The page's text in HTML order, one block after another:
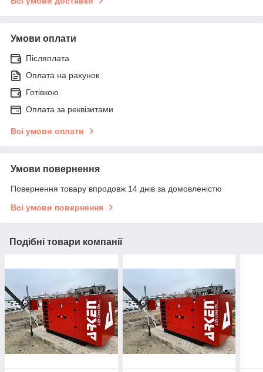
Умови оплати
Післяплата
Оплата на рахунок
Готівкою
Оплата за реквізитами
Всі умови оплати
Умови повернення
Повернення товару впродовж 14 днів за домовленістю
Всі умови повернення
Подібні товари компанії